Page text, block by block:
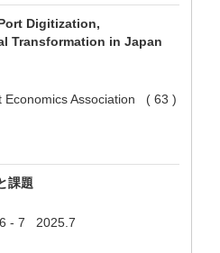
Digitization,
Transformation in Japan
Economics Association ( 63 )
課題
- 7 2025.7